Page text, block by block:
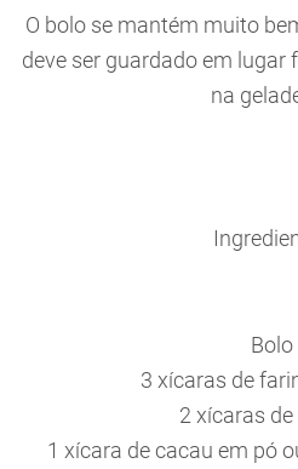
O bolo se mantém muito
deve ser guardado em lugar
na
Bolo
3 xícaras de
2 xícaras
1 xícara de cacau em pó